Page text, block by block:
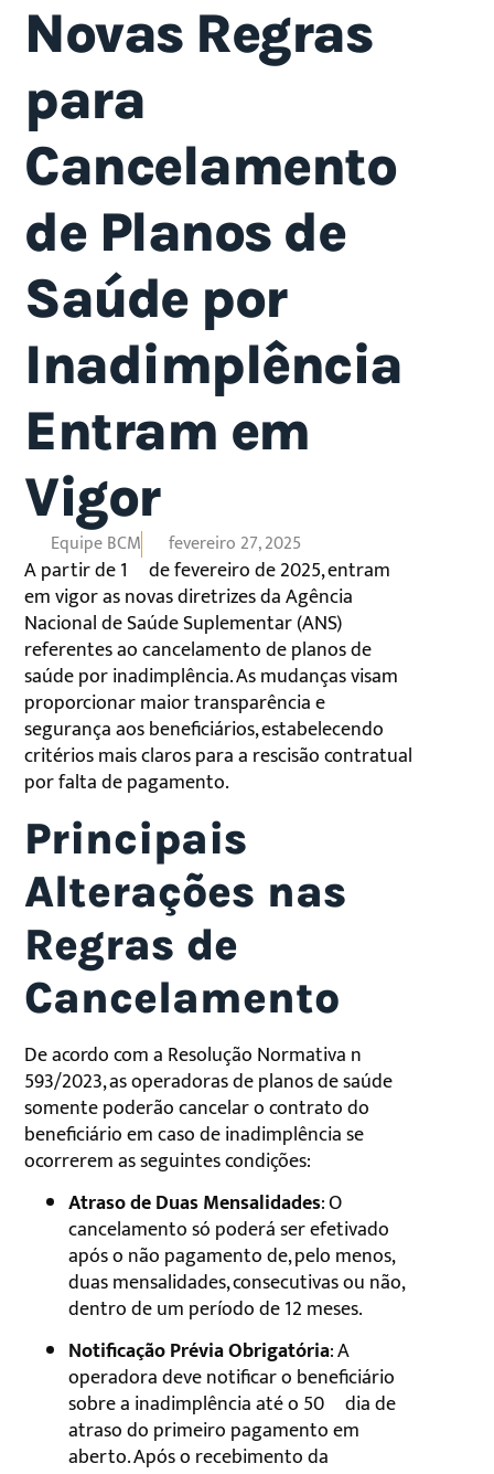
Novas Regras
para
Cancelamento
de Planos de
Saúde por
Inadimplência
Entram em
Vigor
Equipe BCM fevereiro 27, 2025
A partir de 1º de fevereiro de 2025, entram
em vigor as novas diretrizes da Agência
Nacional de Saúde Suplementar (ANS)
referentes ao cancelamento de planos de
saúde por inadimplência. As mudanças visam
proporcionar maior transparência e
segurança aos beneficiários, estabelecendo
critérios mais claros para a rescisão contratual
por falta de pagamento.
Principais
Alterações nas
Regras de
Cancelamento
De acordo com a Resolução Normativa nº
593/2023, as operadoras de planos de saúde
somente poderão cancelar o contrato do
beneficiário em caso de inadimplência se
ocorrerem as seguintes condições:
Atraso de Duas Mensalidades: O
cancelamento só poderá ser efetivado
após o não pagamento de, pelo menos,
duas mensalidades, consecutivas ou não,
dentro de um período de 12 meses.
Notificação Prévia Obrigatória: A
operadora deve notificar o beneficiário
sobre a inadimplência até o 50º dia de
atraso do primeiro pagamento em
aberto. Após o recebimento da